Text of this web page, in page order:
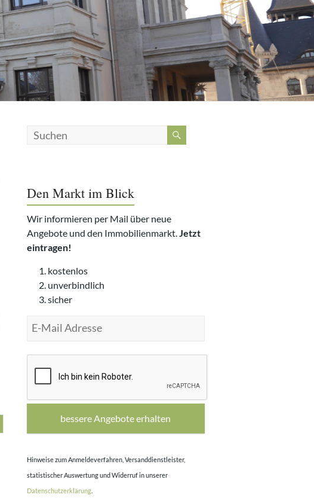
Den Markt im Blick
Wir informieren per Mail über neue
Angebote und den Immobilienmarkt.Jetzt
eintragen!
kostenlos
unverbindlich
sicher
t
l
e
r
l
Hinweise zum Anmeldeverfahren, Versanddienstleister,
statistischer Auswertung und Widerruf in unserer
Datenschutzerklärung.